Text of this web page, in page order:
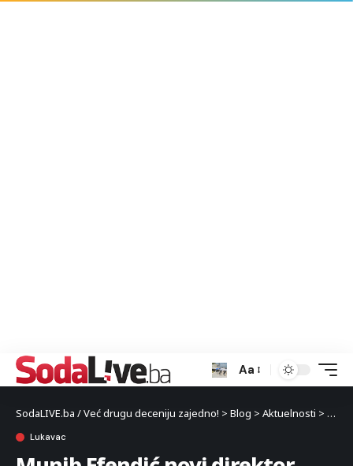
Aa
SodaLIVE.ba / Već drugu deceniju zajedno! > Blog > Aktuelnosti >
Lukavac